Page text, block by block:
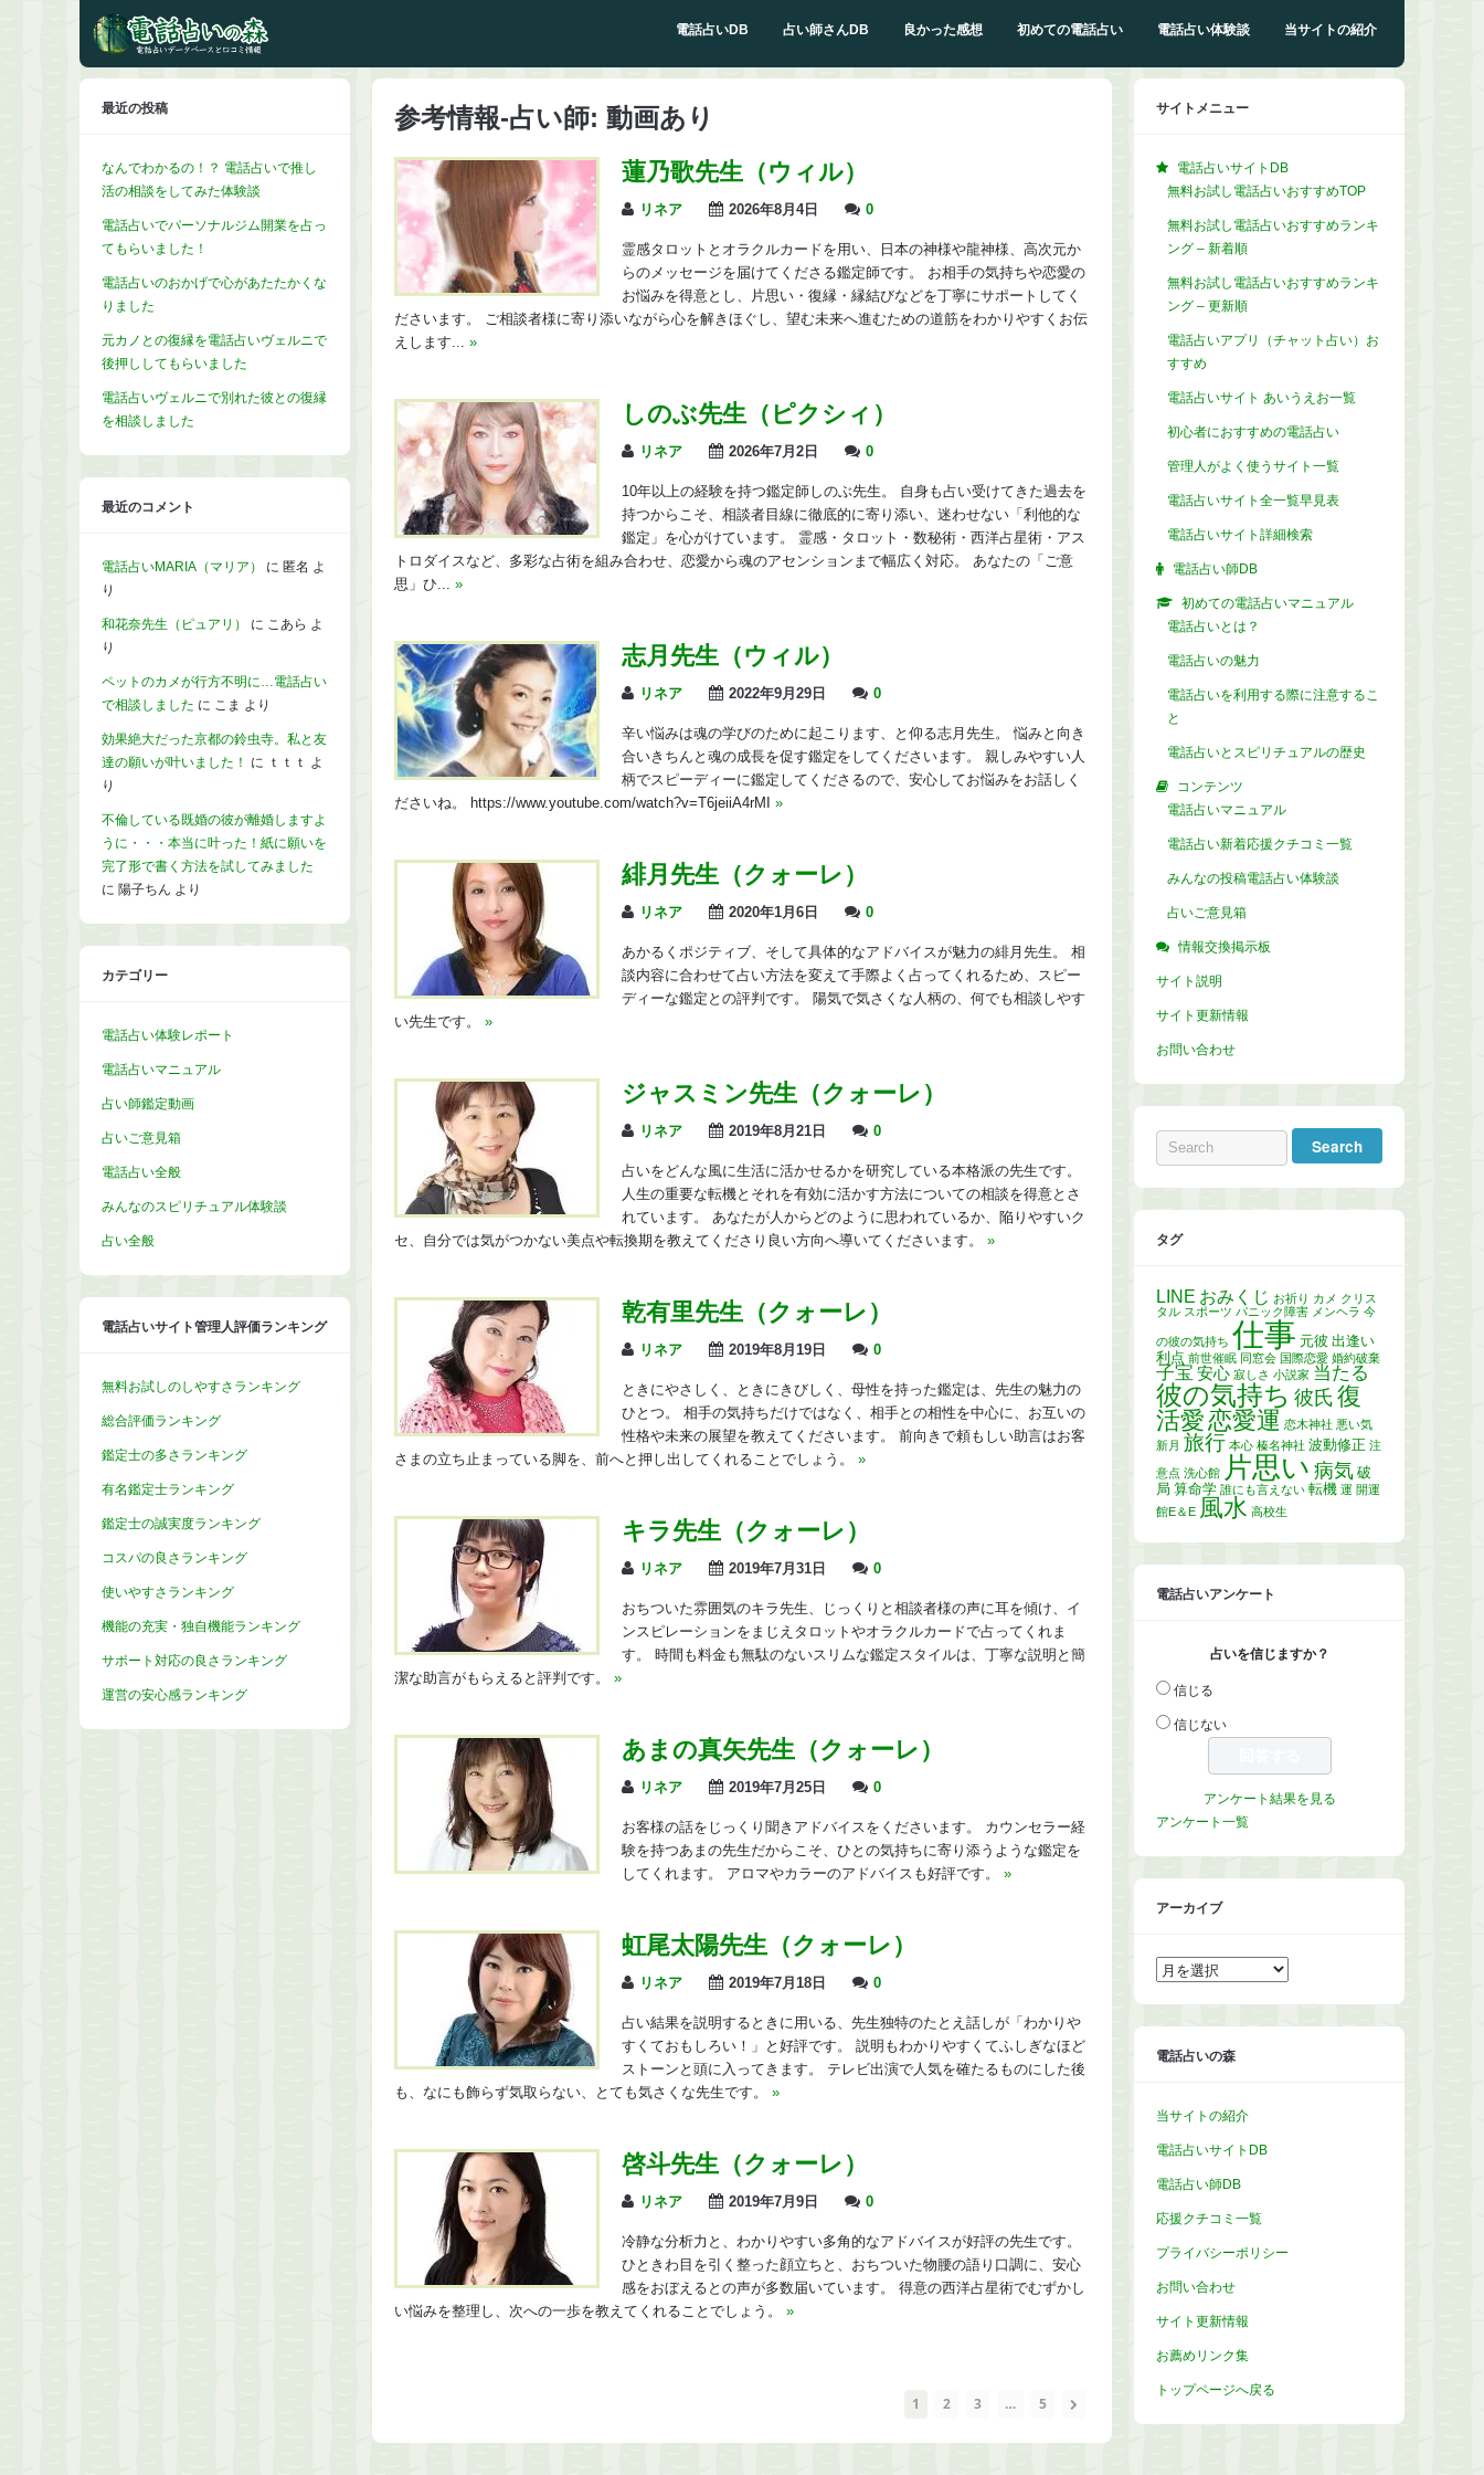
電話占いDB 占い師さんDB 良かった感想 初めての電話占い 電話占い体験談 当サイトの紹介
参考情報-占い師: 動画あり
蓮乃歌先生（ウィル）
リネア 2026年8月4日 0
霊感タロットとオラクルカードを用い、日本の神様や龍神様、高次元か
らのメッセージを届けてくださる鑑定師です。 お相手の気持ちや恋愛の
お悩みを得意とし、片思い・復縁・縁結びなどを丁寧にサポートしてく
ださいます。 ご相談者様に寄り添いながら心を解きほぐし、望む未来へ進むための道筋をわかりやすくお伝
えします... »
しのぶ先生（ピクシィ）
リネア 2026年7月2日 0
10年以上の経験を持つ鑑定師しのぶ先生。 自身も占い受けてきた過去を
持つからこそ、相談者目線に徹底的に寄り添い、迷わせない「利他的な
鑑定」を心がけています。 霊感・タロット・数秘術・西洋占星術・アス
トロダイスなど、多彩な占術を組み合わせ、恋愛から魂のアセンションまで幅広く対応。 あなたの「ご意
思」ひ... »
志月先生（ウィル）
リネア 2022年9月29日 0
辛い悩みは魂の学びのために起こります、と仰る志月先生。 悩みと向き
合いきちんと魂の成長を促す鑑定をしてくださいます。 親しみやすい人
柄でスピーディーに鑑定してくださるので、安心してお悩みをお話しく
ださいね。 https://www.youtube.com/watch?v=T6jeiiA4rMI »
緋月先生（クォーレ）
リネア 2020年1月6日 0
あかるくポジティブ、そして具体的なアドバイスが魅力の緋月先生。 相
談内容に合わせて占い方法を変えて手際よく占ってくれるため、スピー
ディーな鑑定との評判です。 陽気で気さくな人柄の、何でも相談しやす
い先生です。 »
ジャスミン先生（クォーレ）
リネア 2019年8月21日 0
占いをどんな風に生活に活かせるかを研究している本格派の先生です。
人生の重要な転機とそれを有効に活かす方法についての相談を得意とさ
れています。 あなたが人からどのように思われているか、陥りやすいク
セ、自分では気がつかない美点や転換期を教えてくださり良い方向へ導いてくださいます。 »
乾有里先生（クォーレ）
リネア 2019年8月19日 0
ときにやさしく、ときにきびしく、母性を持った鑑定は、先生の魅力の
ひとつ。 相手の気持ちだけではなく、相手との相性を中心に、お互いの
性格や未来の展望を教えてくださいます。 前向きで頼もしい助言はお客
さまの立ち止まっている脚を、前へと押し出してくれることでしょう。 »
キラ先生（クォーレ）
リネア 2019年7月31日 0
おちついた雰囲気のキラ先生、じっくりと相談者様の声に耳を傾け、イ
ンスピレーションをまじえタロットやオラクルカードで占ってくれま
す。 時間も料金も無駄のないスリムな鑑定スタイルは、丁寧な説明と簡
潔な助言がもらえると評判です。 »
あまの真矢先生（クォーレ）
リネア 2019年7月25日 0
お客様の話をじっくり聞きアドバイスをくださいます。 カウンセラー経
験を持つあまの先生だからこそ、ひとの気持ちに寄り添うような鑑定を
してくれます。 アロマやカラーのアドバイスも好評です。 »
虹尾太陽先生（クォーレ）
リネア 2019年7月18日 0
占い結果を説明するときに用いる、先生独特のたとえ話しが「わかりや
すくておもしろい！」と好評です。 説明もわかりやすくてふしぎなほど
ストーンと頭に入ってきます。 テレビ出演で人気を確たるものにした後
も、なにも飾らず気取らない、とても気さくな先生です。 »
啓斗先生（クォーレ）
リネア 2019年7月9日 0
冷静な分析力と、わかりやすい多角的なアドバイスが好評の先生です。
ひときわ目を引く整った顔立ちと、おちついた物腰の語り口調に、安心
感をおぼえるとの声が多数届いています。 得意の西洋占星術でむずかし
い悩みを整理し、次への一歩を教えてくれることでしょう。 »
1 2 3 … 5
最近の投稿
なんでわかるの！？ 電話占いで推し
活の相談をしてみた体験談
電話占いでパーソナルジム開業を占っ
てもらいました！
電話占いのおかげで心があたたかくな
りました
元カノとの復縁を電話占いヴェルニで
後押ししてもらいました
電話占いヴェルニで別れた彼との復縁
を相談しました
最近のコメント
電話占いMARIA（マリア） に 匿名 よ
り
和花奈先生（ピュアリ） に こあら よ
り
ペットのカメが行方不明に…電話占い
で相談しました に こま より
効果絶大だった京都の鈴虫寺。私と友
達の願いが叶いました！
に ｔｔｔ よ
り
不倫している既婚の彼が離婚しますよ
うに・・・本当に叶った！紙に願いを
完了形で書く方法を試してみました
に 陽子ちん より
カテゴリー
電話占い体験レポート
電話占いマニュアル
占い師鑑定動画
占いご意見箱
電話占い全般
みんなのスピリチュアル体験談
占い全般
電話占いサイト管理人評価ランキング
無料お試しのしやすさランキング
総合評価ランキング
鑑定士の多さランキング
有名鑑定士ランキング
鑑定士の誠実度ランキング
コスパの良さランキング
使いやすさランキング
機能の充実・独自機能ランキング
サポート対応の良さランキング
運営の安心感ランキング
サイトメニュー
電話占いサイトDB
無料お試し電話占いおすすめTOP
無料お試し電話占いおすすめランキ
ング – 新着順
無料お試し電話占いおすすめランキ
ング – 更新順
電話占いアプリ（チャット占い）お
すすめ
電話占いサイト あいうえお一覧
初心者におすすめの電話占い
管理人がよく使うサイト一覧
電話占いサイト全一覧早見表
電話占いサイト詳細検索
電話占い師DB
初めての電話占いマニュアル
電話占いとは？
電話占いの魅力
電話占いを利用する際に注意するこ
と
電話占いとスピリチュアルの歴史
コンテンツ
電話占いマニュアル
電話占い新着応援クチコミ一覧
みんなの投稿電話占い体験談
占いご意見箱
情報交換掲示板
サイト説明
サイト更新情報
お問い合わせ
タグ
LINE おみくじ お祈り カメ クリス
タル スポーツ パニック障害 メンヘラ 今
の彼の気持ち 仕事 元彼 出逢い
利点 前世催眠 同窓会 国際恋愛 婚約破棄
子宝 安心 寂しさ 小説家 当たる
彼の気持ち 彼氏 復
活愛恋愛運 恋木神社 悪い気
新月 旅行 本心 榛名神社 波動修正 注
意点 洗心館 片思い 病気 破
局 算命学 誰にも言えない 転機 運 開運
館E＆E 風水 高校生
電話占いアンケート
占いを信じますか？
信じる
信じない
アンケート結果を見る
アンケート一覧
アーカイブ
ア
ー
イ
電話占いの森
当サイトの紹介
電話占いサイトDB
電話占い師DB
応援クチコミ一覧
プライバシーポリシー
お問い合わせ
サイト更新情報
お薦めリンク集
トップページへ戻る